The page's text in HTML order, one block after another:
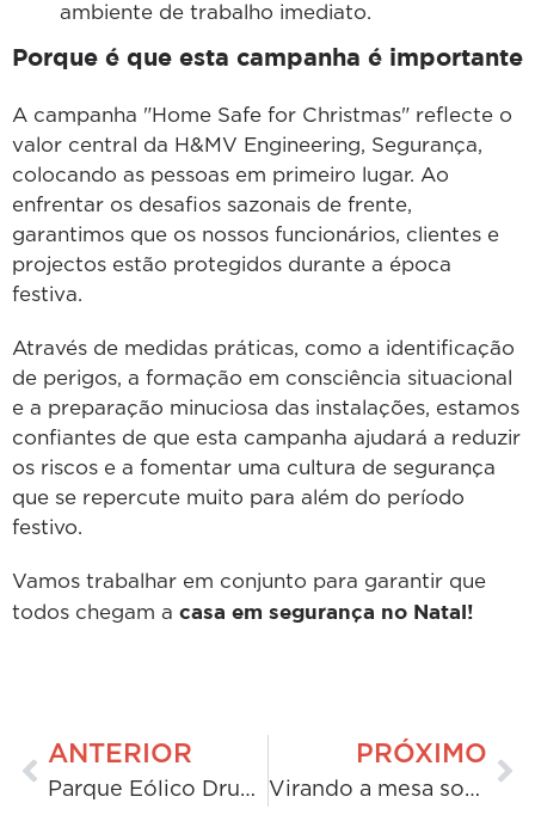
ambiente de trabalho imediato.
Porque é que esta campanha é importante
A campanha "Home Safe for Christmas" reflecte o
valor central da H&MV Engineering, Segurança,
colocando as pessoas em primeiro lugar. Ao
enfrentar os desafios sazonais de frente,
garantimos que os nossos funcionários, clientes e
projectos estão protegidos durante a época
festiva.
Através de medidas práticas, como a identificação
de perigos, a formação em consciência situacional
e a preparação minuciosa das instalações, estamos
confiantes de que esta campanha ajudará a reduzir
os riscos e a fomentar uma cultura de segurança
que se repercute muito para além do período
festivo.
Vamos trabalhar em conjunto para garantir que
todos chegam a casa em segurança no Natal!
ANTERIOR
Parque Eólico Drumlins Park: A H&MV Engineering impulsiona a energia renovável na Irlanda
PRÓXIMO
Virando a mesa sobre os aterros sanitários: a solução circular para resíduos de madeira da H&MV